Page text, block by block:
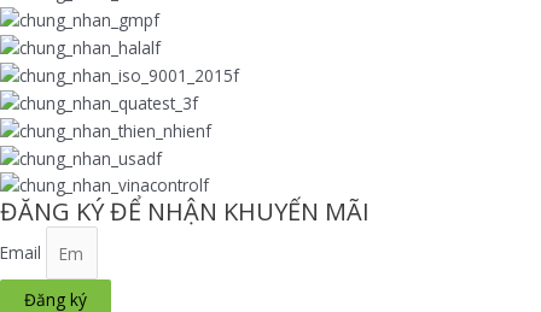
ĐĂNG KÝ ĐỂ NHẬN KHUYẾN MÃI
Email
Đăng ký